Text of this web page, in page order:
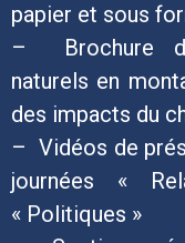
papier et sous
– Brochure
naturels en
des impacts du
– Vidéos de
journées «
« Politiques »